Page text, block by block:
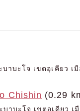
าบะโจ เขตอุเคียว เมื
Chishin (0.29
าบะโจ เขตอุเคียว เมื